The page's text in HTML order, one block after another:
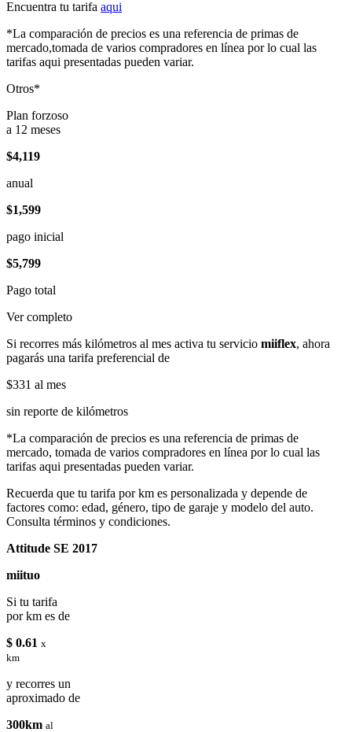
Encuentra tu tarifa aqui
*La comparación de precios es una referencia de primas de
mercado,tomada de varios compradores en línea por lo cual las
tarifas aqui presentadas pueden variar.
Otros*
Plan forzoso
a 12 meses
$4,119
anual
$1,599
pago inicial
$5,799
Pago total
Ver completo
Si recorres más kilómetros al mes activa tu servicio miiflex, ahora
pagarás una tarifa preferencial de
$331 al mes
sin reporte de kilómetros
*La comparación de precios es una referencia de primas de
mercado, tomada de varios compradores en línea por lo cual las
tarifas aqui presentadas pueden variar.
Recuerda que tu tarifa por km es personalizada y depende de
factores como: edad, género, tipo de garaje y modelo del auto.
Consulta términos y condiciones.
Attitude SE 2017
miituo
Si tu tarifa
por km es de
$ 0.61 x
km
y recorres un
aproximado de
300km al